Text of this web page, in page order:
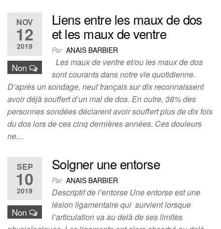
NOV
12
2019
Non
Liens entre les maux de dos
et les maux de ventre
Par ANAIS BARBIER
Les maux de ventre et/ou les maux de dos
sont courants dans notre vie quotidienne.
D’après un sondage, neuf français sur dix reconnaissent
avoir déjà souffert d’un mal de dos. En outre, 38% des
personnes sondées déclarent avoir souffert plus de dix fois
du dos lors de ces cinq dernières années. Ces douleurs
ne…
SEP
10
2019
Non
Soigner une entorse
Par ANAIS BARBIER
Descriptif de l’entorse Une entorse est une
lésion ligamentaire qui survient lorsque
l’articulation va au delà de ses limites